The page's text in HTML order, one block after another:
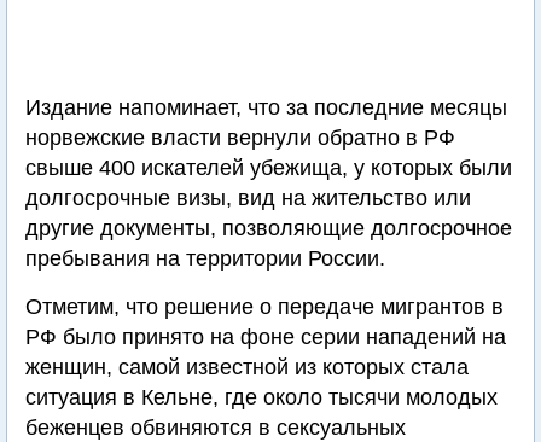
Издание напоминает, что за последние месяцы
норвежские власти вернули обратно в РФ
свыше 400 искателей убежища, у которых были
долгосрочные визы, вид на жительство или
другие документы, позволяющие долгосрочное
пребывания на территории России.
Отметим, что решение о передаче мигрантов в
РФ было принято на фоне серии нападений на
женщин, самой известной из которых стала
ситуация в Кельне, где около тысячи молодых
беженцев обвиняются в сексуальных